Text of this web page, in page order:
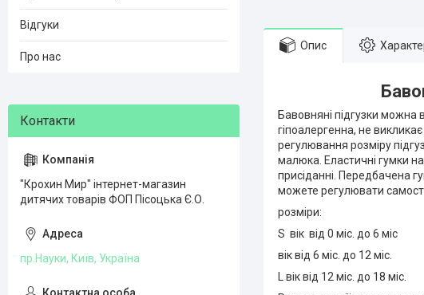
Опис
Бавовняні підгузки
гіпоалергенна, не
регулювання розміру
малюка. Еластичні гумки
присіданні. Передбачена
можете регулювати
розміри:
S вік від 0 міс. до 6 міс
вік від 6 міс. до 12 міс.
L вік від 12 міс. до 18 міс.
Відгуки
Про нас
"Крохин Мир" інтернет-магазин
дитячих товарів ФОП Пісоцька Є.О.
пр.Науки, Київ, Україна